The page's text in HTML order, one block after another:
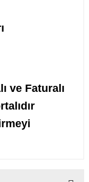
ve Faturalı